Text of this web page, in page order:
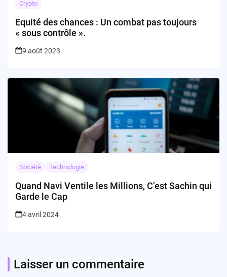
Crypto
Equité des chances : Un combat pas toujours
« sous contrôle ».
9 août 2023
Société Technologie
Quand Navi Ventile les Millions, C’est Sachin qui
Garde le Cap
4 avril 2024
Laisser un commentaire